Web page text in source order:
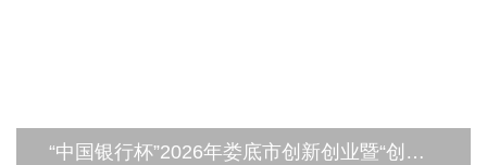
“中国银行杯”2026年娄底市创新创业暨“创客中国”大赛启幕